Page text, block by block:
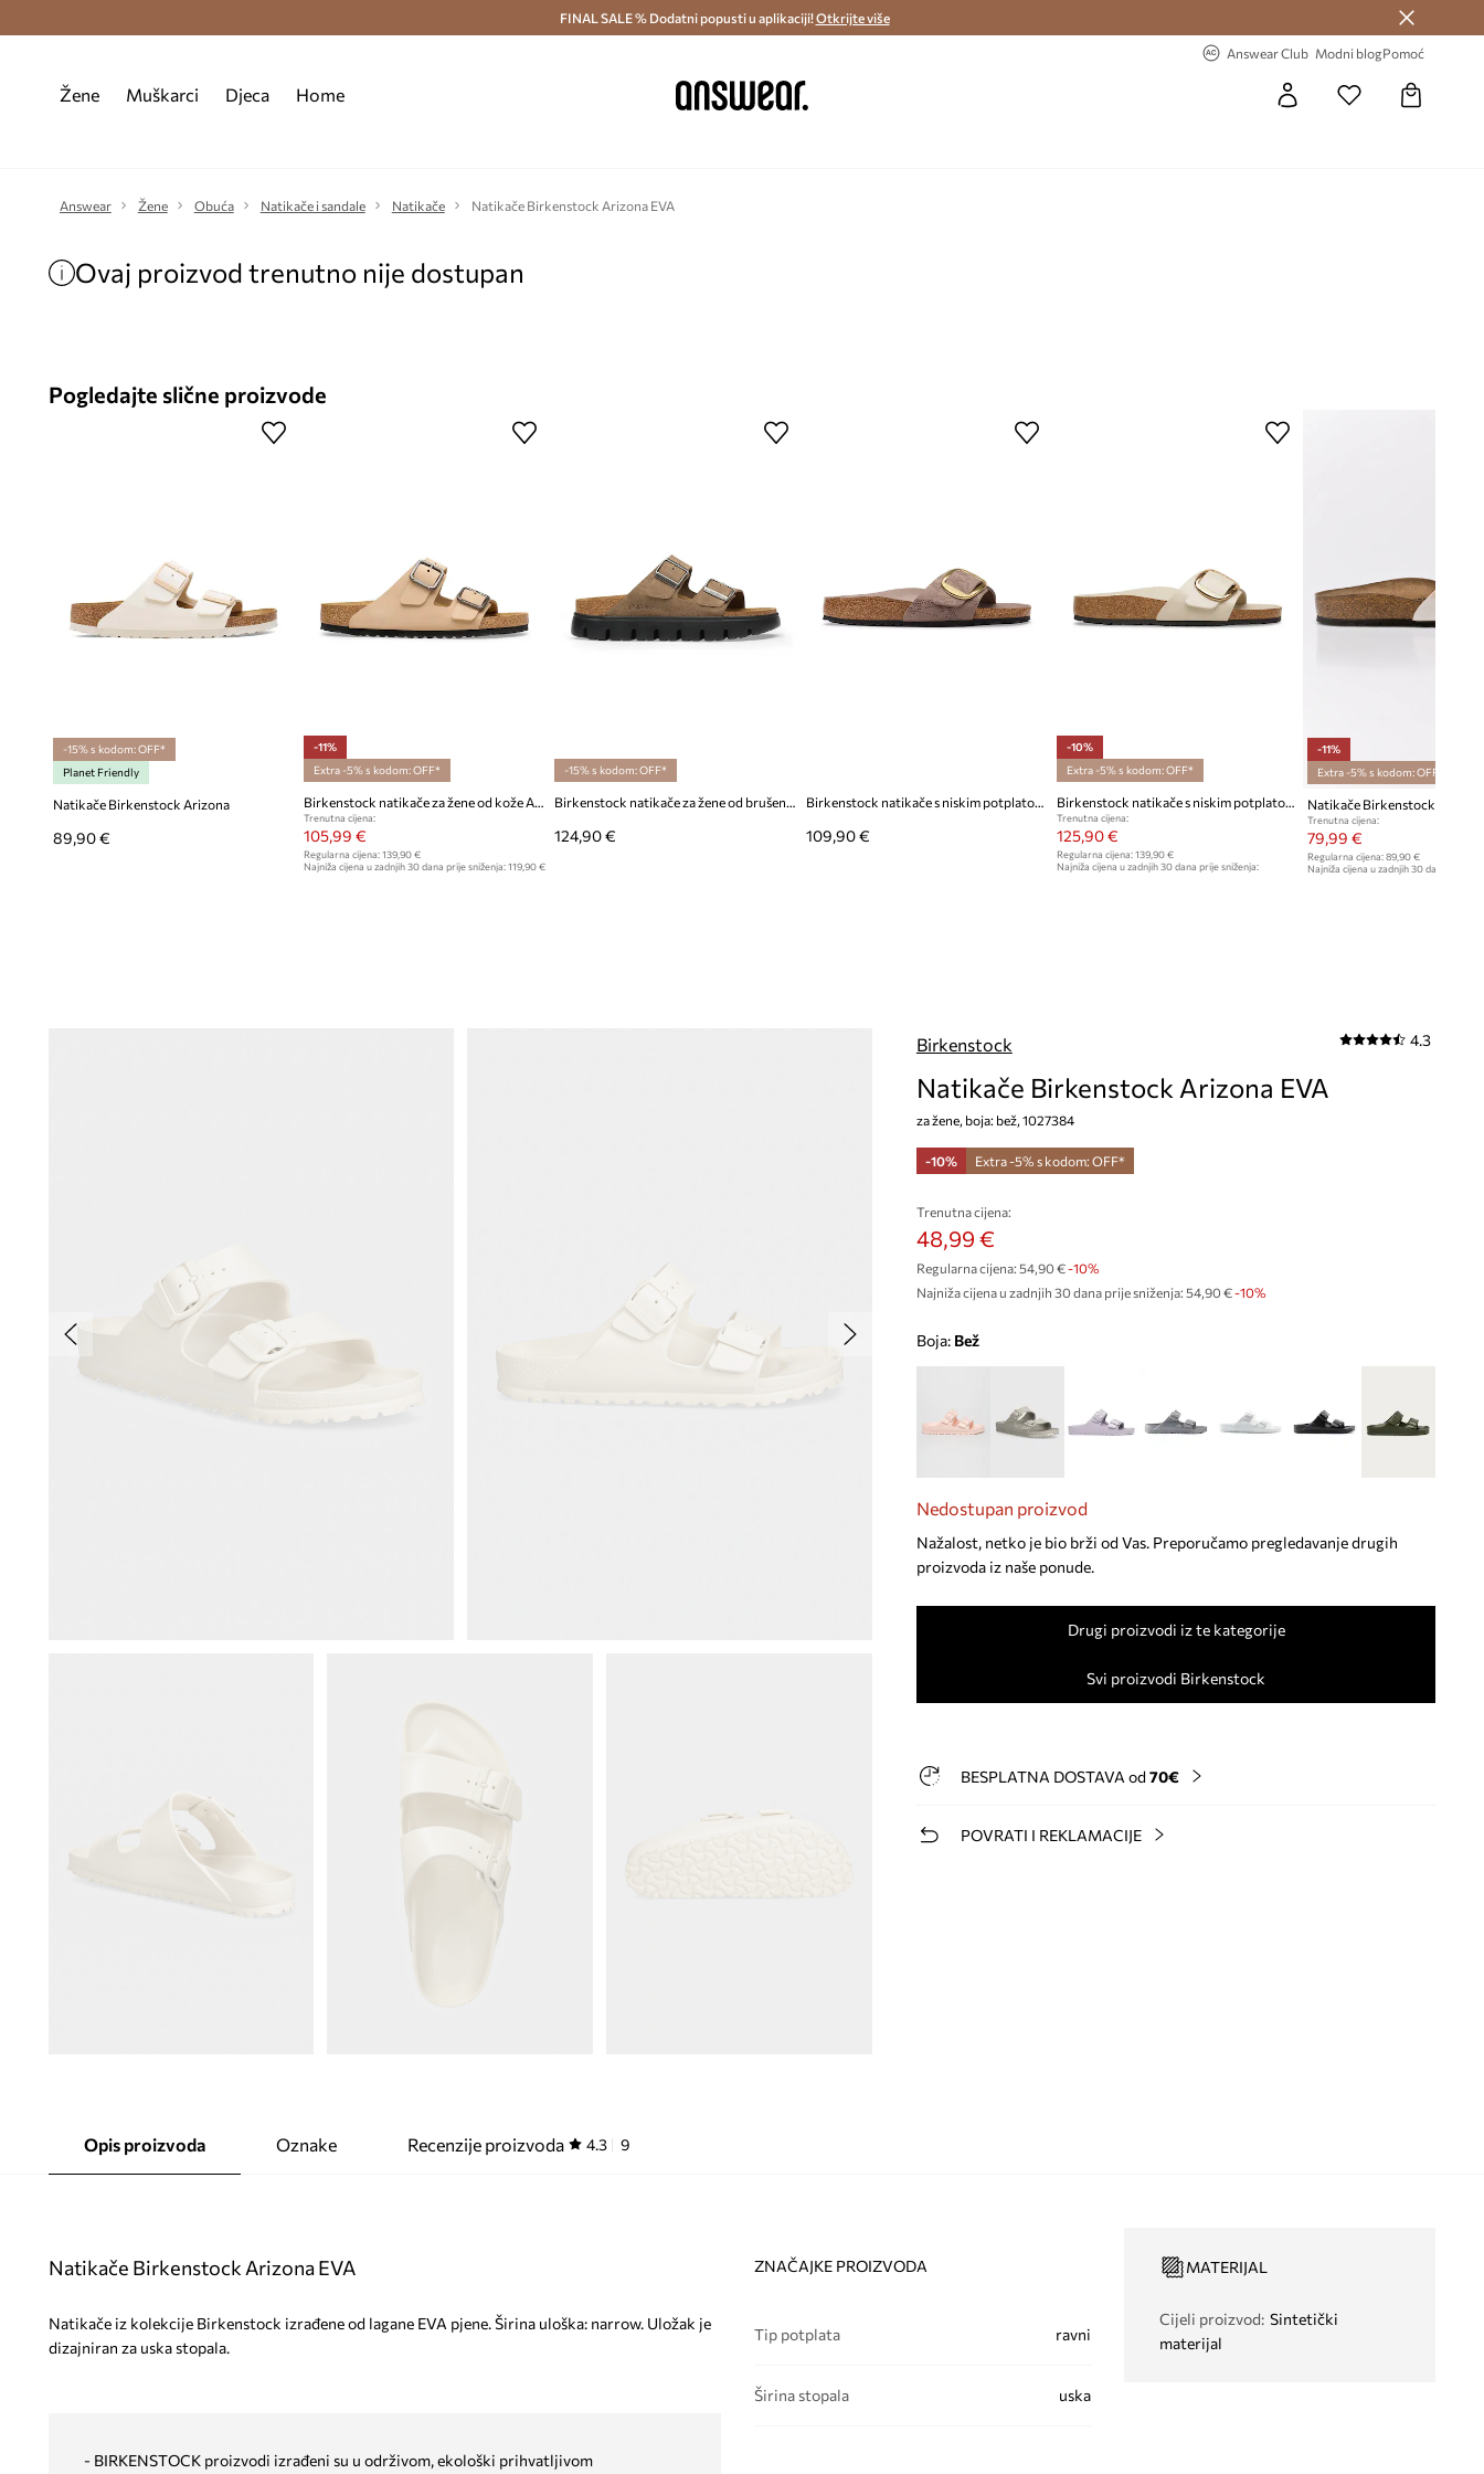
Besplatna dostava i povrat (od 70€) > Dostava u roku 48 sati >
FINAL SALE % Dodatni popusti u aplikaciji!Otkrijte više
Answear Club Modni blogPomoć
Žene Muškarci Djeca Home
Answear Žene Obuća Natikače i sandale Natikače Natikače Birkenstock Arizona EVA
Ovaj proizvod trenutno nije dostupan
Pogledajte slične proizvode
-15% s kodom: OFF*
Planet Friendly
Natikače Birkenstock Arizona
89,90 €
-11%
Extra -5% s kodom: OFF*
Birkenstock natikače za žene od kože Arizona
Trenutna cijena:
105,99 €
Regularna cijena:139,90 €
Najniža cijena u zadnjih 30 dana prije sniženja:119,90 €
-15% s kodom: OFF*
Birkenstock natikače za žene od brušene kože Arizona Chunky Suede Leather
124,90 €
Birkenstock natikače s niskim potplatom za žene Madrid Big Buckle Synthetics
109,90 €
-10%
Extra -5% s kodom: OFF*
Birkenstock natikače s niskim potplatom za žene kožne Madrid Big Buckle
Trenutna cijena:
125,90 €
Regularna cijena:139,90 €
Najniža cijena u zadnjih 30 dana prije sniženja:
-11%
Extra -5% s kodom: OFF*
Natikače Birkenstock Madrid
Trenutna cijena:
79,99 €
Regularna cijena: 89,90 €
Najniža cijena u zadnjih 30 dana prije
Birkenstock 4.3
Natikače Birkenstock Arizona EVA
za žene, boja: bež, 1027384
-10% Extra -5% s kodom: OFF*
Trenutna cijena:
48,99 €
Regularna cijena: 54,90 €-10%
Najniža cijena u zadnjih 30 dana prije sniženja: 54,90 € -10%
Boja: bež
Nedostupan proizvod
Nažalost, netko je bio brži od Vas. Preporučamo pregledavanje drugih
proizvoda iz naše ponude.
Drugi proizvodi iz te kategorije
Svi proizvodi Birkenstock
BESPLATNA DOSTAVA od 70€
POVRATI I REKLAMACIJE
Opis proizvoda Oznake Recenzije proizvoda 4.3 9
Natikače Birkenstock Arizona EVA
Natikače iz kolekcije Birkenstock izrađene od lagane EVA pjene. Širina uloška: narrow. Uložak je
dizajniran za uska stopala.
- BIRKENSTOCK proizvodi izrađeni su u održivom, ekološki prihvatljivom
ZNAČAJKE PROIZVODA
Tip potplata ravni
Širina stopala uska
MATERIJAL
Cijeli proizvod: Sintetički
materijal